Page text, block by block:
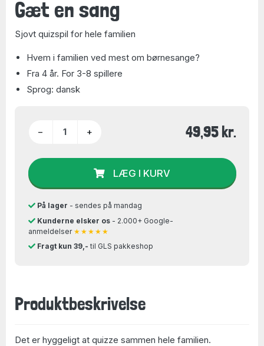
Gæt en sang
Sjovt quizspil for hele familien
Hvem i familien ved mest om børnesange?
Fra 4 år. For 3-8 spillere
Sprog: dansk
− + 49,95 kr.
LÆG I KURV
På lager - sendes på mandag
Kunderne elsker os- 2.000+ Google-
anmeldelser ★★★★★
Fragt kun 39,- til GLS pakkeshop
Produktbeskrivelse
Det er hyggeligt at quizze sammen hele familien.